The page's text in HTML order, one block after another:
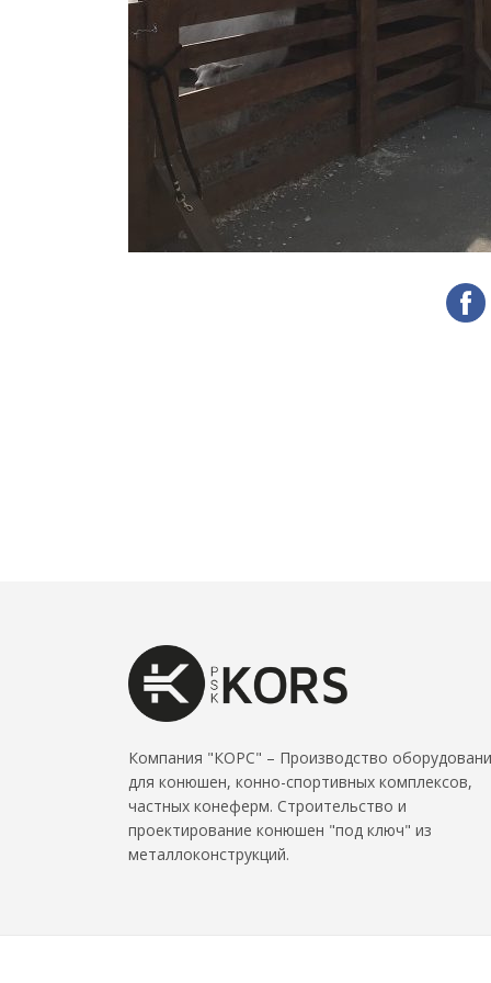
Компания "КОРС" – Производство
для конюшен, конно-спортивных комплексов,
частных конеферм. Строительство и
проектирование конюшен "под ключ" из
металлоконструкций.